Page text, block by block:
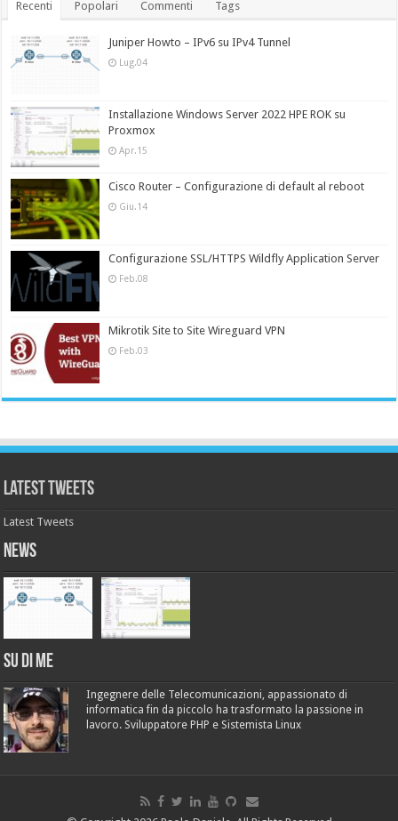
Recenti Popolari Commenti Tags
Juniper Howto – IPv6 su IPv4 Tunnel
Lug.04
Installazione Windows Server 2022 HPE ROK su
Proxmox
Apr.15
Cisco Router – Configurazione di default al reboot
Giu.14
Configurazione SSL/HTTPS Wildfly Application Server
Feb.08
Mikrotik Site to Site Wireguard VPN
Feb.03
Latest Tweets
Latest Tweets
News
Su di me
Ingegnere delle Telecomunicazioni, appassionato di
informatica fin da piccolo ha trasformato la passione in
lavoro. Sviluppatore PHP e Sistemista Linux